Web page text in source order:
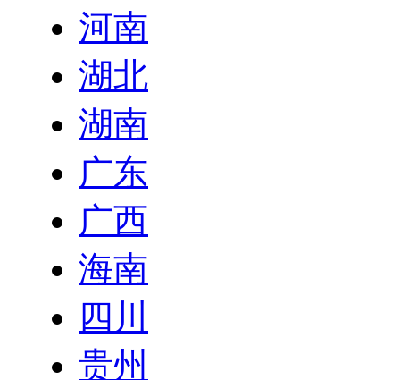
河南
湖北
湖南
广东
广西
海南
四川
贵州